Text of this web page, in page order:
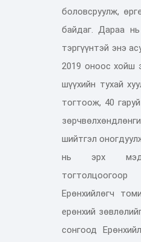
боловсруулж, ө
байдаг. Дараа
тэргүүнтэй энэ
2019 оноос хойш
шүүхийн тухай
тогтоож, 40 г
зөрчвөл
шийтгэл
нь эрх
тогтолцоогоор
Ерөнхийлөгч
ерөнхий
сонгоод Е